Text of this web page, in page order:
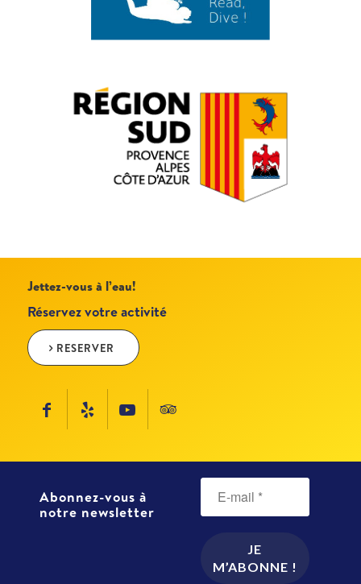
Jettez-vous à l’eau!
Réservez votre activité
RESERVER
Abonnez-vous à
notre newsletter